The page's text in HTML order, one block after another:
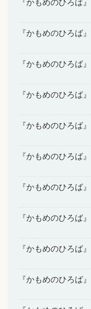
『かもめのひろば
『かもめのひろば
『かもめのひろば
『かもめのひろば
『かもめのひろば
『かもめのひろば
『かもめのひろば
『かもめのひろば
『かもめのひろば